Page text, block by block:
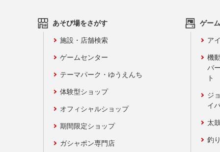
あそび場をさがす
施設・店舗検索
ゲームセンター
テーマパーク・ゆうえんち
体験型ショップ
オフィシャルショップ
期間限定ショップ
ガシャポン専門店
ゲー
ア
機
バ
ト
ジ
イ
太
釣